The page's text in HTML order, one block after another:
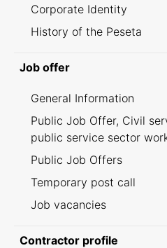
Corporate Identity
History of the Peseta
Job offer
General Information
Public Job Offer, Civil
public service sector
Public Job Offers
Temporary post call
Job vacancies
Contractor profile